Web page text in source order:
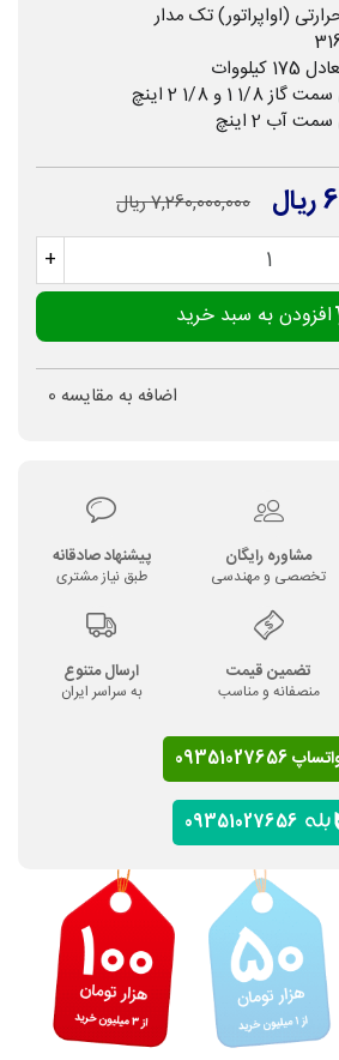
(اواپراتور) تک مدار
1 و 1/8 2 اینچ
آب 2 اینچ
7,260,000,000 ریال
+
افزودن به سبد خرید
اضافه به مقایسه 0
مشاوره رایگان
تخصصی و مهندسی
پیشنهاد صادقانه
طبق نیاز مشتری
تضمین قیمت
منصفانه و مناسب
ارسال متنوع
به سراسر ایران
09351027656